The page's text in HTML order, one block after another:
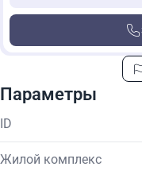
Параметры
ID
Жилой комплекс